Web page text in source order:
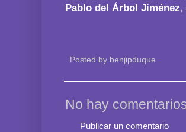
Pablo del Árbol Jiménez,
Posted by benjipduque
No hay
Publicar un comentario